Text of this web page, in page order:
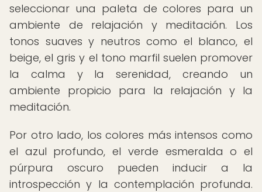
seleccionar una paleta de colores para un
ambiente de relajación y meditación. Los
tonos suaves y neutros como el blanco, el
beige, el gris y el tono marfil suelen promover
la calma y la serenidad, creando un
ambiente propicio para la relajación y la
meditación.
Por otro lado, los colores más intensos como
el azul profundo, el verde esmeralda o el
púrpura oscuro pueden inducir a la
introspección y la contemplación profunda.